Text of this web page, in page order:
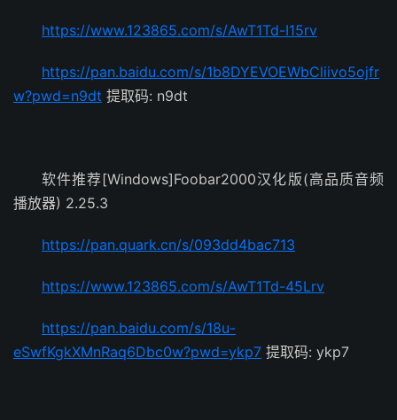
https://www.123865.com/s/AwT1Td-I15rv
https://pan.baidu.com/s/1b8DYEVOEWbCliivo5ojfr
w?pwd=n9dt 提取码: n9dt
软件推荐[Windows]Foobar2000汉化版(高品质音频
播放器) 2.25.3
https://pan.quark.cn/s/093dd4bac713
https://www.123865.com/s/AwT1Td-45Lrv
https://pan.baidu.com/s/18u-
eSwfKgkXMnRaq6Dbc0w?pwd=ykp7 提取码: ykp7